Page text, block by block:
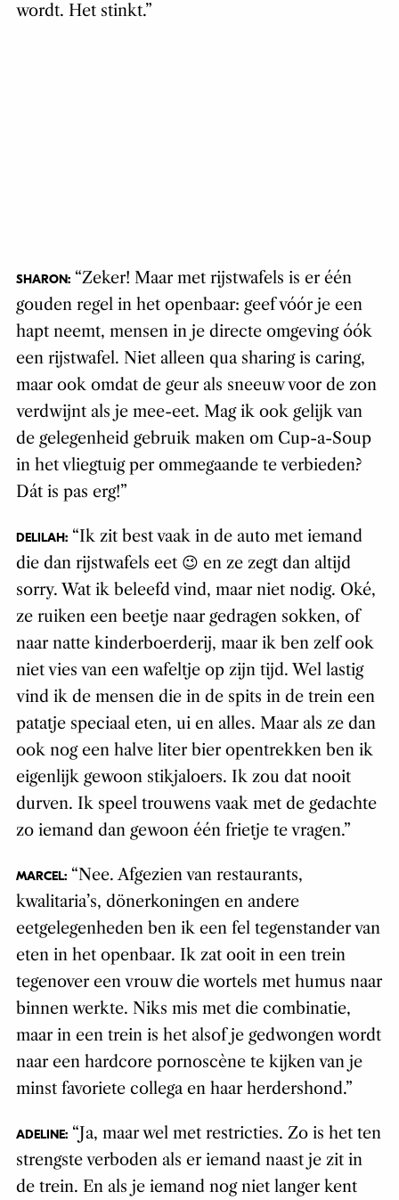
wordt. Het stinkt.”
SHARON:“Zeker! Maar met rijstwafels is er één
gouden regel in het openbaar: geef vóór je een
hapt neemt, mensen in je directe omgeving óók
een rijstwafel. Niet alleen qua sharing is caring,
maar ook omdat de geur als sneeuw voor de zon
verdwijnt als je mee-eet. Mag ik ook gelijk van
de gelegenheid gebruik maken om Cup-a-Soup
in het vliegtuig per ommegaande te verbieden?
Dát is pas erg!”
DELILAH:“Ik zit best vaak in de auto met iemand
die dan rijstwafels eet 😉 en ze zegt dan altijd
sorry. Wat ik beleefd vind, maar niet nodig. Oké,
ze ruiken een beetje naar gedragen sokken, of
naar natte kinderboerderij, maar ik ben zelf ook
niet vies van een wafeltje op zijn tijd. Wel lastig
vind ik de mensen die in de spits in de trein een
patatje speciaal eten, ui en alles. Maar als ze dan
ook nog een halve liter bier opentrekken ben ik
eigenlijk gewoon stikjaloers. Ik zou dat nooit
durven. Ik speel trouwens vaak met de gedachte
zo iemand dan gewoon één frietje te vragen.”
MARCEL:“Nee. Afgezien van restaurants,
kwalitaria’s, dönerkoningen en andere
eetgelegenheden ben ik een fel tegenstander van
eten in het openbaar. Ik zat ooit in een trein
tegenover een vrouw die wortels met humus naar
binnen werkte. Niks mis met die combinatie,
maar in een trein is het alsof je gedwongen wordt
naar een hardcore pornoscène te kijken van je
minst favoriete collega en haar herdershond.”
ADELINE:“Ja, maar wel met restricties. Zo is het ten
strengste verboden als er iemand naast je zit in
de trein. En als je iemand nog niet langer kent